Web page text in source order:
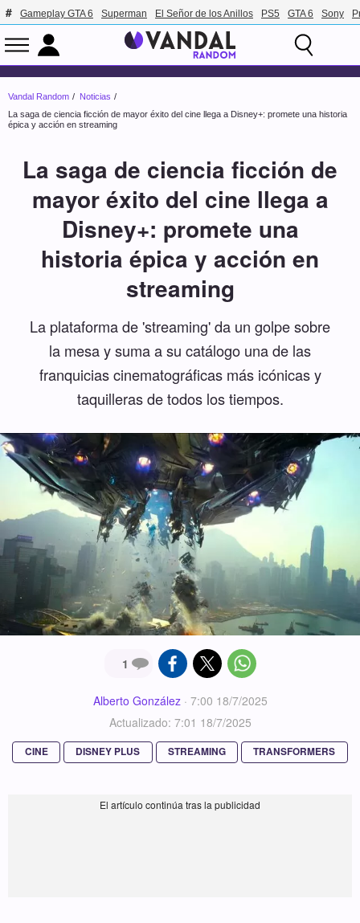
Gameplay GTA 6 Superman El Señor de los Anillos PS5 GTA 6 Sony
Vandal Random
Noticias
La saga de ciencia ficción de mayor éxito del cine llega a Disney+: promete una historia
épica y acción en streaming
La saga de ciencia ficción de
mayor éxito del cine llega a
Disney+: promete una
historia épica y acción en
streaming
La plataforma de 'streaming' da un golpe sobre
la mesa y suma a su catálogo una de las
franquicias cinematográficas más icónicas y
taquilleras de todos los tiempos.
1
Alberto González· 7:00 18/7/2025
Actualizado: 7:01 18/7/2025
CINE DISNEY PLUS STREAMING TRANSFORMERS